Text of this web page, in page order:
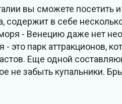
вы сможете посетить и
содержит в себе
- Венецию даже нет
это парк аттракционов,
Еще одной
не забыть купальники.